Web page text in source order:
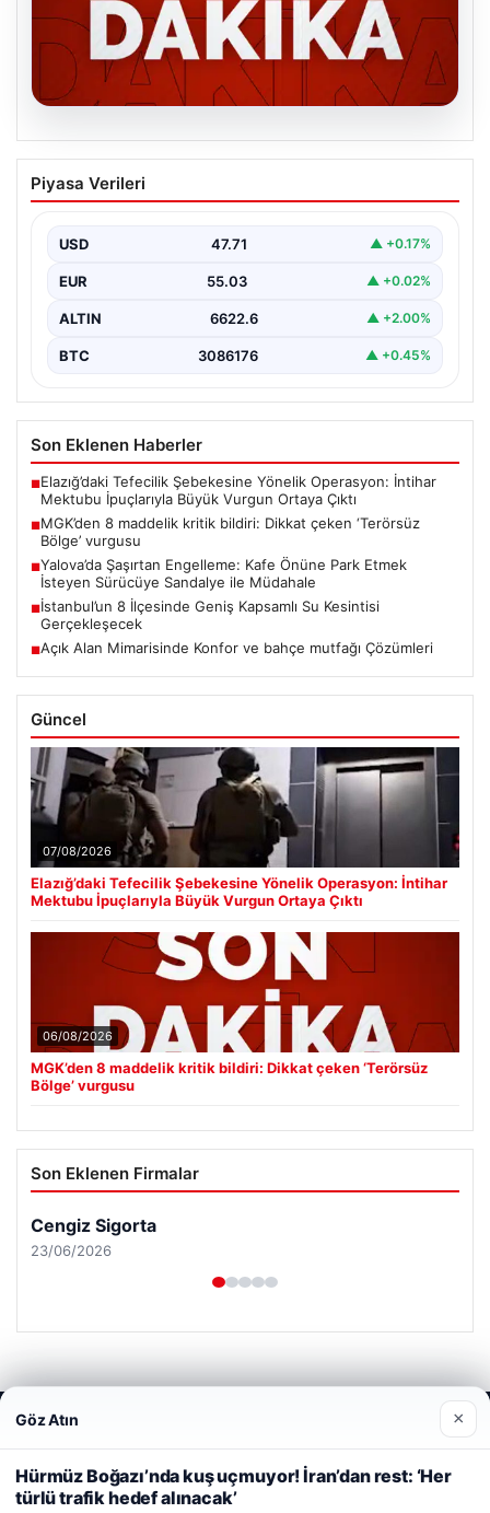
MGK’den 8 maddelik kritik bildiri: Dikkat
çeken ‘Terörsüz Bölge’ vurgusu
Piyasa Verileri
USD 47.71 ▲ +0.17%
EUR 55.03 ▲ +0.02%
ALTIN 6622.6 ▲ +2.00%
BTC 3086176 ▲ +0.45%
Son Eklenen Haberler
■Elazığ’daki Tefecilik Şebekesine Yönelik Operasyon: İntihar
Mektubu İpuçlarıyla Büyük Vurgun Ortaya Çıktı
■MGK’den 8 maddelik kritik bildiri: Dikkat çeken ‘Terörsüz
Bölge’ vurgusu
■Yalova’da Şaşırtan Engelleme: Kafe Önüne Park Etmek
İsteyen Sürücüye Sandalye ile Müdahale
■İstanbul’un 8 İlçesinde Geniş Kapsamlı Su Kesintisi
Gerçekleşecek
■Açık Alan Mimarisinde Konfor ve bahçe mutfağı Çözümleri
Güncel
07/08/2026
Elazığ’daki Tefecilik Şebekesine Yönelik Operasyon: İntihar
Mektubu İpuçlarıyla Büyük Vurgun Ortaya Çıktı
06/08/2026
MGK’den 8 maddelik kritik bildiri: Dikkat çeken ‘Terörsüz
Bölge’ vurgusu
Son Eklenen Firmalar
Cengiz Sigorta
23/06/2026
© 2026 Analiz Gazete – Güncel Haberler
Web sitemizi nasıl kullandığınızı daha iyi anlayabilmek,
deneyiminizi kişiselleştirmek ve geliştirmek amacıyla çerezler
kullanıyoruz. Çerez Politikamız
Reddet Kabul Et
Göz Atın ×
Hürmüz Boğazı’nda kuş uçmuyor! İran’dan rest: ‘Her
türlü trafik hedef alınacak’
Tercüme Bürosu | Malta Dil Okulu|
lemagrup.com.tr
escort
escort
escort
giriş